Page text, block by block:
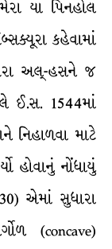
યા પિનહોલ
કહેવામાં
અલ્-હસને જ
ઈ.સ. 1544માં
નિહાળવા માટે
હોવાનું નોંધાયું
એમાં સુધારા
(concave)